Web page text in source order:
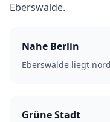
Eberswalde.
Nahe Berlin
Eberswalde liegt
Grüne Stadt